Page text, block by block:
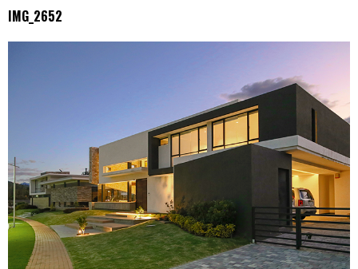
COLINEAL – Especial Interiorismo & Decoración 2026
ADRIANA HOYOS DESIGN STUDIO – Especial Interiorismo & Decoración 2026
IMG_2652